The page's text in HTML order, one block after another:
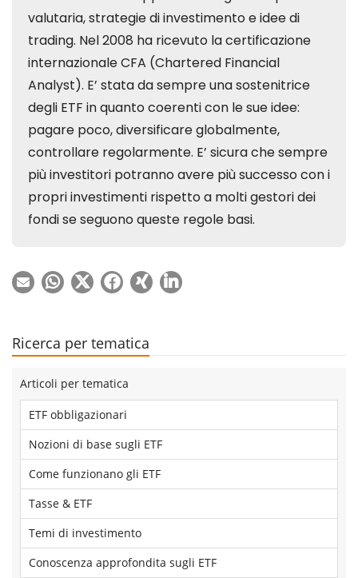
Ricerca per tematica
Articoli per tematica
ETF obbligazionari
Nozioni di base sugli ETF
Come funzionano gli ETF
Tasse & ETF
Temi di investimento
Conoscenza approfondita sugli ETF